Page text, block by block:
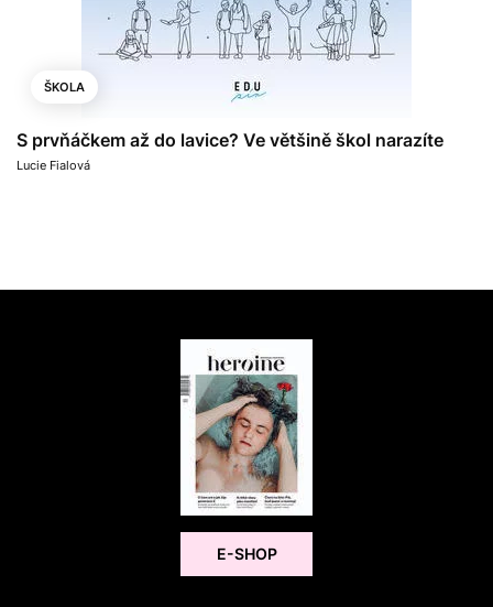
ŠKOLA
S prvňáčkem až do lavice? Ve většině škol narazíte
Lucie Fialová
E-SHOP